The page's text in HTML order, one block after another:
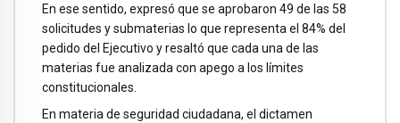
En ese sentido, expresó que se aprobaron 49 de las 58
solicitudes y submaterias lo que representa el 84% del
pedido del Ejecutivo y resaltó que cada una de las
materias fue analizada con apego a los límites
constitucionales.
En materia de seguridad ciudadana, el dictamen